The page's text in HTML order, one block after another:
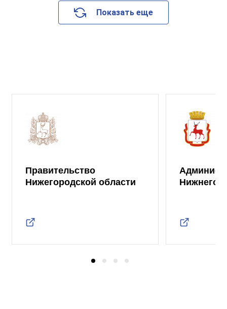
Показать еще
Правительство
Нижегородской области
Нижнего